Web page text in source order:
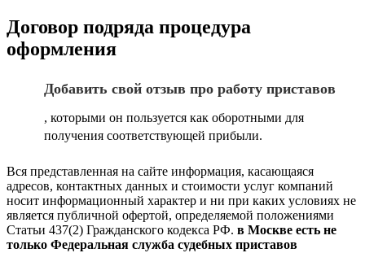
Договор подряда процедура
оформления
Добавить свой отзыв про работу приставов
, которыми он пользуется как оборотными для
получения соответствующей прибыли.
Вся представленная на сайте информация, касающаяся
адресов, контактных данных и стоимости услуг компаний
носит информационный характер и ни при каких условиях не
является публичной офертой, определяемой положениями
Статьи 437(2) Гражданского кодекса РФ. в Москве есть не
только Федеральная служба судебных приставов